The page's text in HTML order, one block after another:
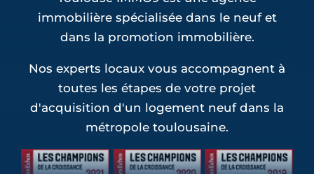
immobilière spécialisée dans le neuf et
dans la promotion immobilière.
Nos experts locaux vous accompagnent à
toutes les étapes de votre projet
d'acquisition d'un logement neuf dans la
métropole toulousaine.